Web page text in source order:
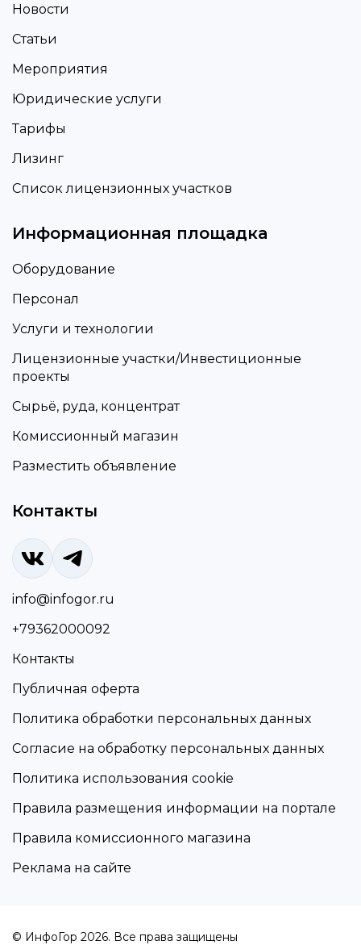
Новости
Статьи
Мероприятия
Юридические услуги
Тарифы
Лизинг
Список лицензионных участков
Информационная площадка
Оборудование
Персонал
Услуги и технологии
Лицензионные участки/Инвестиционные
проекты
Сырьё, руда, концентрат
Комиссионный магазин
Разместить объявление
Контакты
info@infogor.ru
+79362000092
Контакты
Публичная оферта
Политика обработки персональных данных
Согласие на обработку персональных данных
Политика использования cookie
Правила размещения информации на портале
Правила комиссионного магазина
Реклама на сайте
© ИнфоГор 2026. Все права защищены